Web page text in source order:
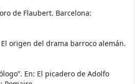
de Flaubert. Barcelona:
origen del drama barroco alemán.
En: El picadero de Adolfo